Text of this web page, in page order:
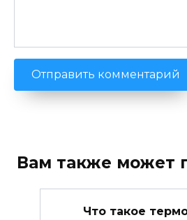
Вам также может
Что такое